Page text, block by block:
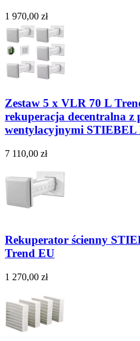
1 970,00 zł
Zestaw 5 x VLR 70 L
rekuperacja decentralna z
wentylacyjnymi STIEBEL
7 110,00 zł
Rekuperator ścienny
Trend EU
1 270,00 zł